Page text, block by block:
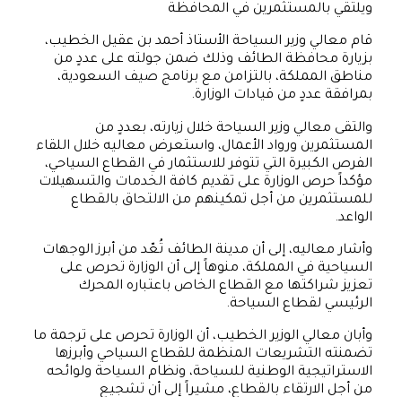
ويلتقي بالمستثمرين في المحافظة
قام معالي وزير السياحة الأستاذ أحمد بن عقيل الخطيب،
بزيارة محافظة الطائف وذلك ضمن جولته على عددٍ من
مناطق المملكة، بالتزامن مع برنامج صيف السعودية،
بمرافقة عددٍ من قيادات الوزارة.
والتقى معالي وزير السياحة خلال زيارته، بعددٍ من
المستثمرين ورواد الأعمال، واستعرض معاليه خلال اللقاء
الفرص الكبيرة التي تتوفر للاستثمار في القطاع السياحي،
مؤكداً حرص الوزارة على تقديم كافة الخدمات والتسهيلات
للمستثمرين من أجل تمكينهم من الالتحاق بالقطاع
الواعد.
وأشار معاليه، إلى أن مدينة الطائف تُعّد من أبرز الوجهات
السياحية في المملكة، منوهاً إلى أن الوزارة تحرص على
تعزيز شراكتها مع القطاع الخاص باعتباره المحرك
الرئيسي لقطاع السياحة.
وأبان معالي الوزير الخطيب، أن الوزارة تحرص على ترجمة ما
تضمنته التشريعات المنظمة للقطاع السياحي وأبرزها
الاستراتيجية الوطنية للسياحة، ونظام السياحة ولوائحه
من أجل الارتقاء بالقطاع، مشيراً إلى أن تشجيع